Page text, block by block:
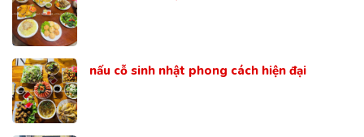
nấu cỗ sinh nhật phong cách hiện đại